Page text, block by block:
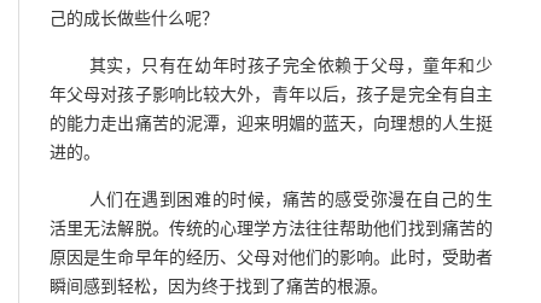
己的成长做些什么呢？
其实，只有在幼年时孩子完全依赖于父母，童年和少
年父母对孩子影响比较大外，青年以后，孩子是完全有自主
的能力走出痛苦的泥潭，迎来明媚的蓝天，向理想的人生挺
进的。
人们在遇到困难的时候，痛苦的感受弥漫在自己的生
活里无法解脱。传统的心理学方法往往帮助他们找到痛苦的
原因是生命早年的经历、父母对他们的影响。此时，受助者
瞬间感到轻松，因为终于找到了痛苦的根源。